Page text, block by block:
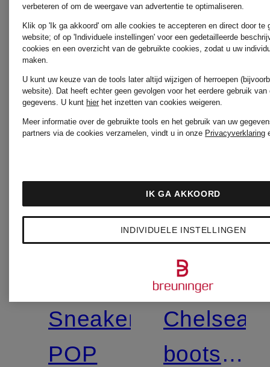
+Actiekorting
Gecertificeerd
KENNEL
SCHMENGER
Sneaker
POP
KENNEL
&
Chelsea
boots
verbeteren of om de weergave van advertentie te optimaliseren.
Klik op 'Ik ga akkoord' om alle cookies te accepteren en direct door te
website; of op 'Individuele instellingen' voor een gedetailleerde
cookies en een overzicht van de gebruikte cookies, zodat u uw
maken.
U kunt uw keuze van de tools later altijd wijzigen of herroepen
website). Dat heeft echter geen gevolgen voor het eerdere gebruik van
gegevens. U kunt hierhet inzetten van cookies weigeren.
Meer informatie over de gebruikte tools en het gebruik van uw
partners via de cookies verzamelen, vindt u in onze Privacyverklaring
INDIVIDUELE INSTELLINGEN
IK GA AKKOORD